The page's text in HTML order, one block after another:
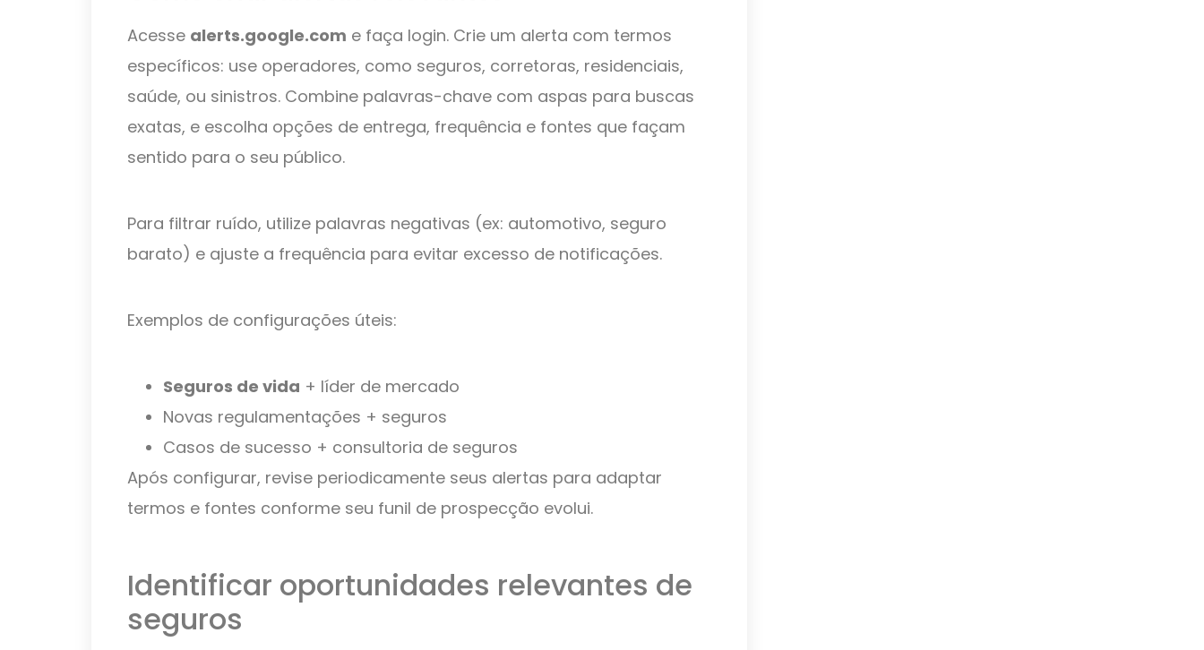
Acesse alerts.google.com e faça login. Crie um alerta com termos
específicos: use operadores, como seguros, corretoras, residenciais,
saúde, ou sinistros. Combine palavras-chave com aspas para buscas
exatas, e escolha opções de entrega, frequência e fontes que façam
sentido para o seu público.
Para filtrar ruído, utilize palavras negativas (ex: automotivo, seguro
barato) e ajuste a frequência para evitar excesso de notificações.
Exemplos de configurações úteis:
Seguros de vida + líder de mercado
Novas regulamentações + seguros
Casos de sucesso + consultoria de seguros
Após configurar, revise periodicamente seus alertas para adaptar
termos e fontes conforme seu funil de prospecção evolui.
Identificar oportunidades relevantes de
seguros